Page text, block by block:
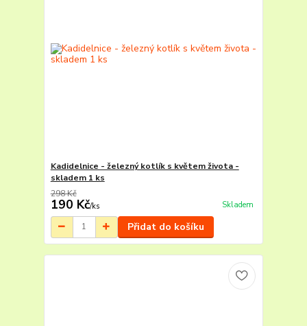
Kadidelnice - železný kotlík s květem života -
skladem 1 ks
298 Kč
190 Kč/ks Skladem
Přidat do košíku